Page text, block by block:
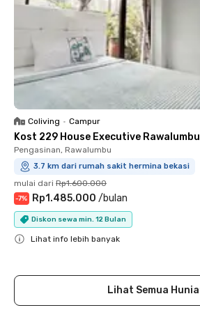
Coliving • Campur
Kost 229 House Executive
Pengasinan, Rawalumbu
3.7 km dari rumah sakit hermina bekasi
mulai dari Rp1.600.000
-7% Rp1.485.000 /bulan
Diskon sewa min. 12 Bulan
Lihat info lebih banyak
Lihat Semua